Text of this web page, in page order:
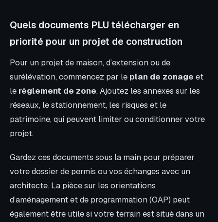
Quels documents PLU télécharger en
priorité pour un projet de construction
Pour un projet de maison, d’extension ou de
surélévation, commencez par le plan de zonage et
le règlement de zone. Ajoutez les annexes sur les
réseaux, le stationnement, les risques et le
patrimoine, qui peuvent limiter ou conditionner votre
projet.
Gardez ces documents sous la main pour préparer
votre dossier de permis ou vos échanges avec un
architecte. La pièce sur les orientations
d’aménagement et de programmation (OAP) peut
également être utile si votre terrain est situé dans un